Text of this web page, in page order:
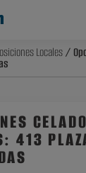
Locales/
413